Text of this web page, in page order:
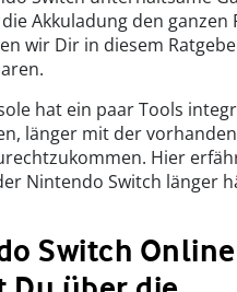
Akkuladung den ganzen
wir Dir in diesem
hat ein paar Tools
länger mit der vorhanden
Hier
Nintendo Switch länger
Switch